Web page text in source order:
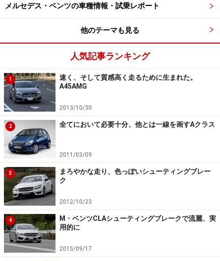
本革と手になじみ滑りにくいアルカンタラを用いたAMG
パフォーマンスステアリングを装着
走りやハイパフォーマンスモデルの将来については
ージで
※記事内容は執筆時点のものです。最新の内容をご確認くださ
い。
メルセデス・ベンツの車種情報・試乗レポート
他のテーマも見る
人気記事ランキング
1
速く、そして質感高く走るために生まれた。
A45AMG
2013/10/30
2 全てにおいて必要十分、他とは一線を画すAクラス
2011/03/09
3
まろやかな走り、色っぽいシューティングブレー
ク
2012/10/23
4
M・ベンツCLAシューティングブレークで流麗、実
用的に
2015/09/17